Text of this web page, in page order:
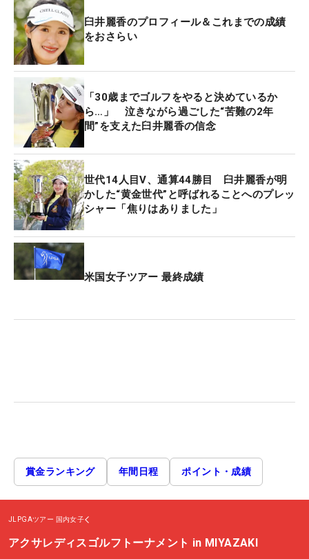
臼井麗香のプロフィール＆これまでの成績
をおさらい
「30歳までゴルフをやると決めているか
ら…」 泣きながら過ごした“苦難の2年
間”を支えた臼井麗香の信念
世代14人目V、通算44勝目 臼井麗香が明
かした“黄金世代”と呼ばれることへのプレッ
シャー「焦りはありました」
米国女子ツアー 最終成績
賞金ランキング 年間日程 ポイント・成績
JLPGAツアー 国内女子
アクサレディスゴルフトーナメント in MIYAZAKI